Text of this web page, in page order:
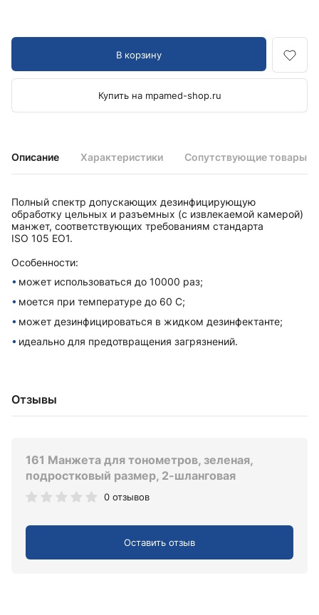
Описание Характеристики Сопутствующие товары
Полный спектр допускающих дезинфицирующую
обработку цельных и разъемных (с извлекаемой камерой)
манжет, соответствующих требованиям стандарта
ISO 105 EO1.
Особенности:
может использоваться до 10000 раз;
моется при температуре до 60 С;
может дезинфицироваться в жидком дезинфектанте;
идеально для предотвращения загрязнений.
Отзывы
161 Манжета для тонометров, зеленая,
подростковый размер, 2-шланговая
0 отзывов
Оставить отзыв
В корзину
Купить на mpamed-shop.ru